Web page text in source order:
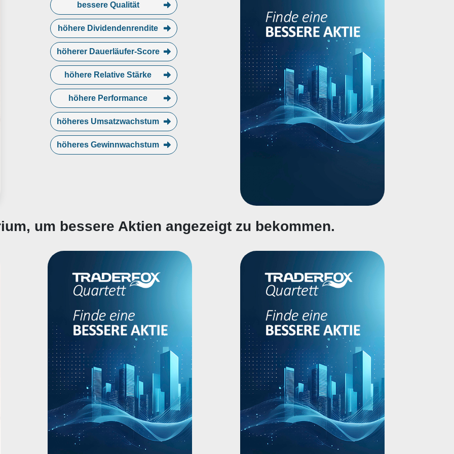
bessere Qualität
höhere Dividendenrendite
höherer Dauerläufer-Score
höhere Relative Stärke
höhere Performance
höheres Umsatzwachstum
höheres Gewinnwachstum
um bessere Aktien angezeigt zu bekommen.